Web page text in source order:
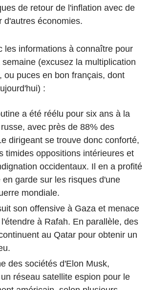
de retour de l'inflation avec de
d'autres économies.
les informations à connaître pour
(excusez la multiplication
, ou puces en bon français, dont
:
a été réélu pour six ans à la
avec près de 88% des
dirigeant se trouve donc conforté,
timides oppositions intérieures et
occidentaux. Il en a profité
en garde sur les risques d'une
mondiale.
son offensive à Gaza et menace
à Rafah. En parallèle, des
au Qatar pour obtenir un
des sociétés d'Elon Musk,
réseau satellite espion pour le